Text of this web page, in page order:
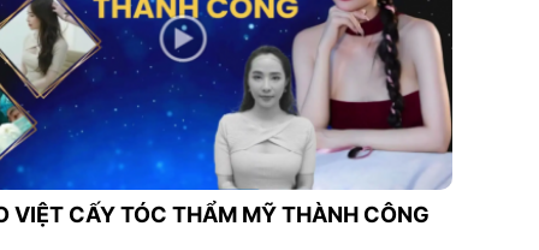
VIỆT CẤY TÓC THẨM MỸ THÀNH CÔNG